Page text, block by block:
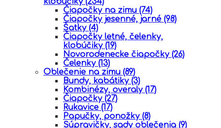
Čiapočky na zimu (74)
Čiapočky jesenné, jarné (98)
Šatky (4)
Čiapočky letné, čelenky,
klobúčiky (19)
Novorodenecke čiapočky (26)
Čelenky (13)
Oblečenie na zimu (89)
Bundy, kabátiky (3)
Kombinézy, overaly (17)
Čiapočky (27)
Rukavice (17)
Papučky, ponožky (8)
Súpravičky, sady oblečenia (9)